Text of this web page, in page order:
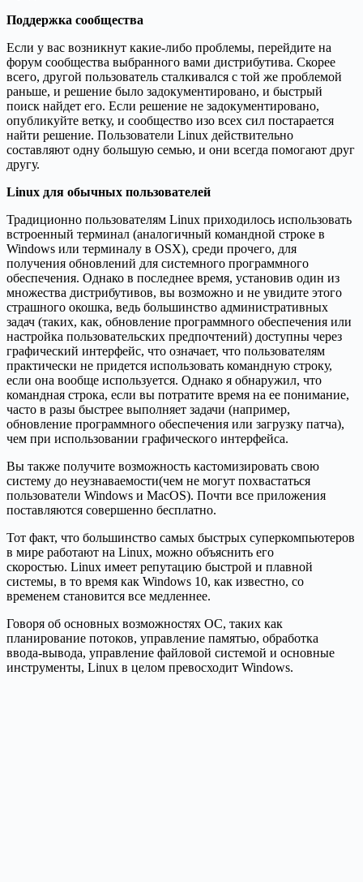
Поддержка сообщества
Если у вас возникнут какие-либо проблемы, перейдите на
форум сообщества выбранного вами дистрибутива. Скорее
всего, другой пользователь сталкивался с той же проблемой
раньше, и решение было задокументировано, и быстрый
поиск найдет его. Если решение не задокументировано,
опубликуйте ветку, и сообщество изо всех сил постарается
найти решение. Пользователи Linux действительно
составляют одну большую семью, и они всегда помогают друг
другу.
Linux для обычных пользователей
Традиционно пользователям Linux приходилось использовать
встроенный терминал (аналогичный командной строке в
Windows или терминалу в OSX), среди прочего, для
получения обновлений для системного программного
обеспечения. Однако в последнее время, установив один из
множества дистрибутивов, вы возможно и не увидите этого
страшного окошка, ведь большинство административных
задач (таких, как, обновление программного обеспечения или
настройка пользовательских предпочтений) доступны через
графический интерфейс, что означает, что пользователям
практически не придется использовать командную строку,
если она вообще используется. Однако я обнаружил, что
командная строка, если вы потратите время на ее понимание,
часто в разы быстрее выполняет задачи (например,
обновление программного обеспечения или загрузку патча),
чем при использовании графического интерфейса.
Вы также получите возможность кастомизировать свою
систему до неузнаваемости(чем не могут похвастаться
пользователи Windows и MacOS). Почти все приложения
поставляются совершенно бесплатно.
Тот факт, что большинство самых быстрых суперкомпьютеров
в мире работают на Linux, можно объяснить его
скоростью. Linux имеет репутацию быстрой и плавной
системы, в то время как Windows 10, как известно, со
временем становится все медленнее.
Говоря об основных возможностях ОС, таких как
планирование потоков, управление памятью, обработка
ввода-вывода, управление файловой системой и основные
инструменты, Linux в целом превосходит Windows.